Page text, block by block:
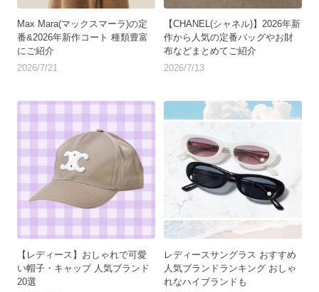
Max Mara(マックスマーラ)の定
番&2026年新作コート 種類豊富
にご紹介
2026/7/21
【CHANEL(シャネル)】2026年新
作から人気の定番バッグやお財
布などまとめてご紹介
2026/7/13
【レディース】おしゃれで可愛
い帽子・キャップ 人気ブランド
20選
レディースサングラス おすすめ
人気ブランドランキング おしゃ
れなハイブランドも